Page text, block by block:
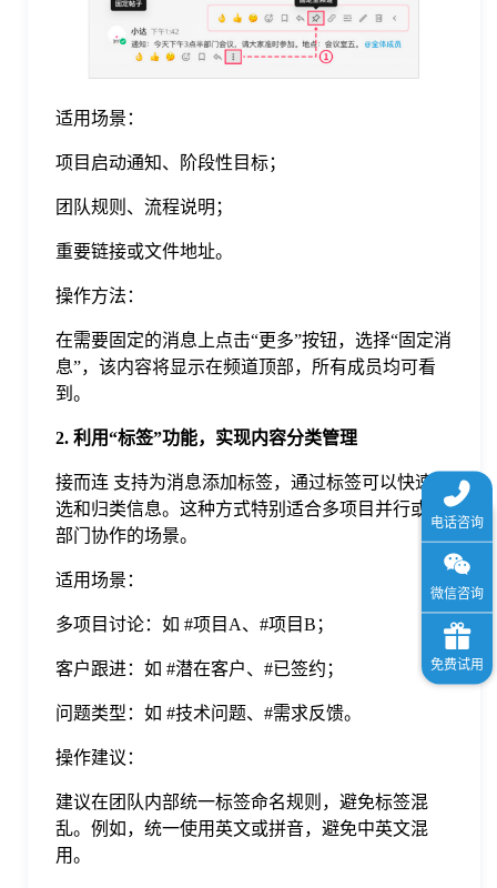
适用场景：
项目启动通知、阶段性目标；
团队规则、流程说明；
重要链接或文件地址。
操作方法：
在需要固定的消息上点击“更多”按钮，选择“固定消
息”，该内容将显示在频道顶部，所有成员均可看
到。
2. 利用“标签”功能，实现内容分类管理
接而连 支持为消息添加标签，通过标签可以快速筛
选和归类信息。这种方式特别适合多项目并行或跨
部门协作的场景。
适用场景：
多项目讨论：如 #项目A、#项目B；
客户跟进：如 #潜在客户、#已签约；
问题类型：如 #技术问题、#需求反馈。
操作建议：
建议在团队内部统一标签命名规则，避免标签混
乱。例如，统一使用英文或拼音，避免中英文混
用。